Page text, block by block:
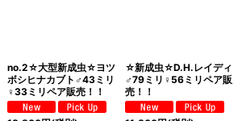
no.2☆大型新成虫☆ヨツ
ボシヒナカブト♂43ミリ
♀33ミリペア販売！！
☆新成虫☆D.H.レイディ
♂79ミリ♀56ミリペア販
売！！